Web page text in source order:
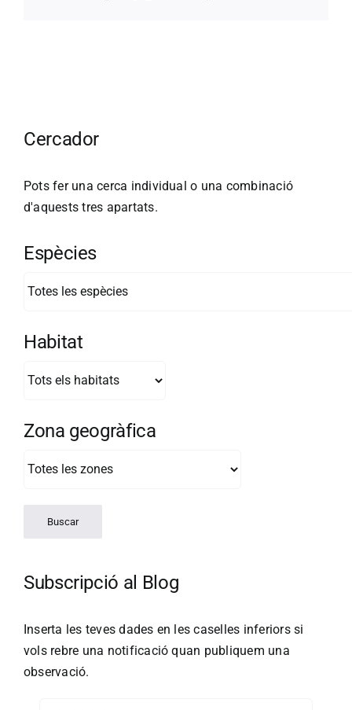
Cercador
Pots fer una cerca individual o una combinació
d'aquests tres apartats.
Espècies
Habitat
Zona geogràfica
Subscripció al Blog
Inserta les teves dades en les caselles inferiors si
vols rebre una notificació quan publiquem una
observació.